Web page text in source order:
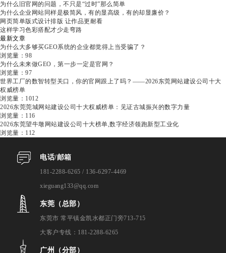
为什么旧官网的问题，不只是“过时”那么简单
为什么企业网站同样是极简风，有的显高级，有的却显廉价？
网页简单版式设计排版 让作品更耐看
这样学习色彩搭配才少走弯路
最新文章
为什么大多够买GEO系统的企业都觉得上当受骗了？
浏览量：98
为什么未来做GEO，第一步一定是官网？
浏览量：97
世界工厂的数智转型关口，你的官网跟上了吗？——2026东莞网站建设公司十大
权威榜单
浏览量：1012
2026东莞莞城网站建设公司十大权威榜单：见证古城振兴的数字力量
浏览量：116
2026东莞望牛墩网站建设公司十大榜单,数字经济领跑新型工业化
浏览量：112
电话/邮箱
181-2288-6265 / 136-6297-4469
xieguang133@qq.com
东莞（总部）
东莞市 常平镇金凯水都正门旁713-715
大客户专线：181-2288-6265
广州（分部）